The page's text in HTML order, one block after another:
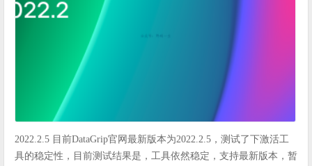
2022.2.5 目前DataGrip官网最新版本为2022.2.5，测试了下激活工
具的稳定性，目前测试结果是，工具依然稳定，支持最新版本，暂